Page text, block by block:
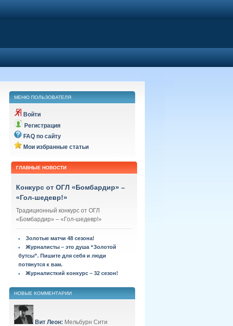
МЕНЮ ПОЛЬЗОВАТЕЛЯ
Войти
Регистрация
FAQ по сайту
Мои избранные статьи
ГЛАВНЫЕ НОВОСТИ
Конкурс от ОГЛ «Бомбардир» –
«Гол-шедевр!»
Традиционный конкурс от ОГЛ
«Бомбардир» – «Гол-шедевр!»
Золотые матчи 48 сезона!
Журналисты – это душа “Золотой
бутсы”. Пишите для себя и люди
потянутся к вам.
Журналисткий конкурс – 32 сезон!
НОВЫЕ КОММЕНТАРИИ
Вит Леон: Мельбурн Сити